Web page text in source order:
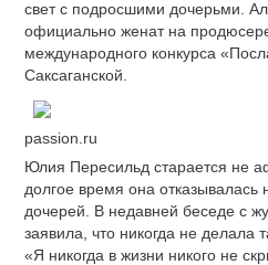
свет с подросшими дочерьми.
официально женат на
международного конкурса
Саксаганской.
passion.ru
Юлия Пересильд старается не
долгое время она отказывалась
дочерей. В недавней беседе с
заявила, что никогда не делала
«Я никогда в жизни никого не